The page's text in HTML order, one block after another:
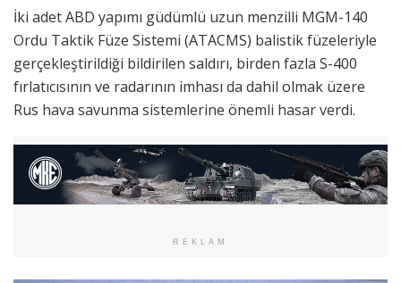
İki adet ABD yapımı güdümlü uzun menzilli MGM-140
Ordu Taktik Füze Sistemi (ATACMS) balistik füzeleriyle
gerçekleştirildiği bildirilen saldırı, birden fazla S-400
fırlatıcısının ve radarının imhası da dahil olmak üzere
Rus hava savunma sistemlerine önemli hasar verdi.
REKLAM